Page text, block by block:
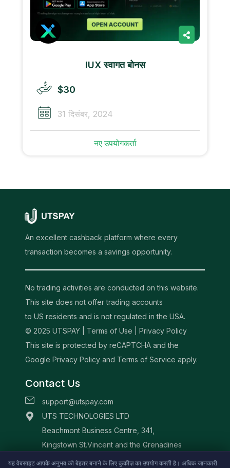
IUX स्वागत बोनस
$30
31 दिसंबर, 2024
नए उपयोगकर्ता
An excellent cashback platform where every
transaction becomes a savings opportunity.
No trading activities are conducted on this website.
This site does not offer trading accounts
to US residents and is not regulated in the USA.
© 2025 UTSPAY | Terms of Use
Privacy Policy
This site is protected by reCAPTCHA and the
Google Privacy Policy and Terms of Service apply.
Contact Us
support@utspay.com
UTS TECHNOLOGIES LTD
Beachmont Business Centre, 341,
Kingstown St.Vincent and the Grenadines
यह वेबसाइट आपके अनुभव को बेहतर बनाने के लिए कुकीज़ का उपयोग करती है। अधिक जानकारी